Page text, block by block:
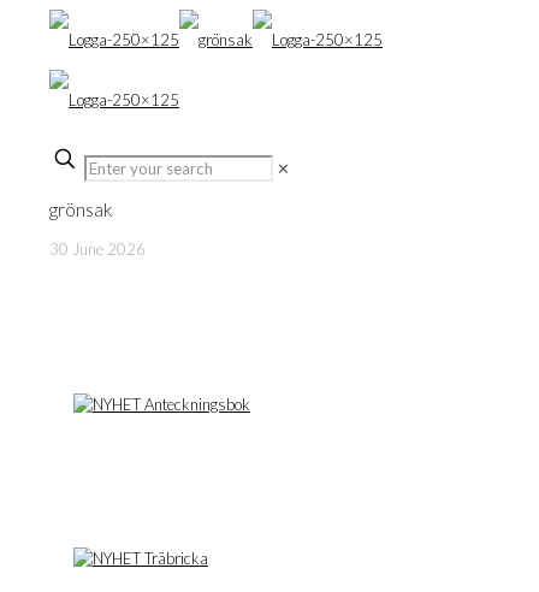
✕
grönsak
30 June 2026